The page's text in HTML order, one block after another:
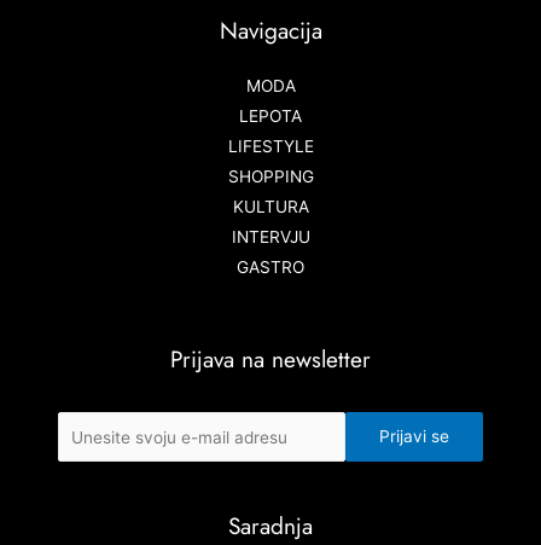
Navigacija
MODA
LEPOTA
LIFESTYLE
SHOPPING
KULTURA
INTERVJU
GASTRO
Prijava na newsletter
Saradnja